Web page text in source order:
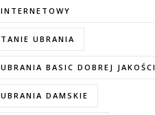
INTERNETOWY
TANIE UBRANIA
UBRANIA BASIC DOBREJ JAKOŚCI
UBRANIA DAMSKIE